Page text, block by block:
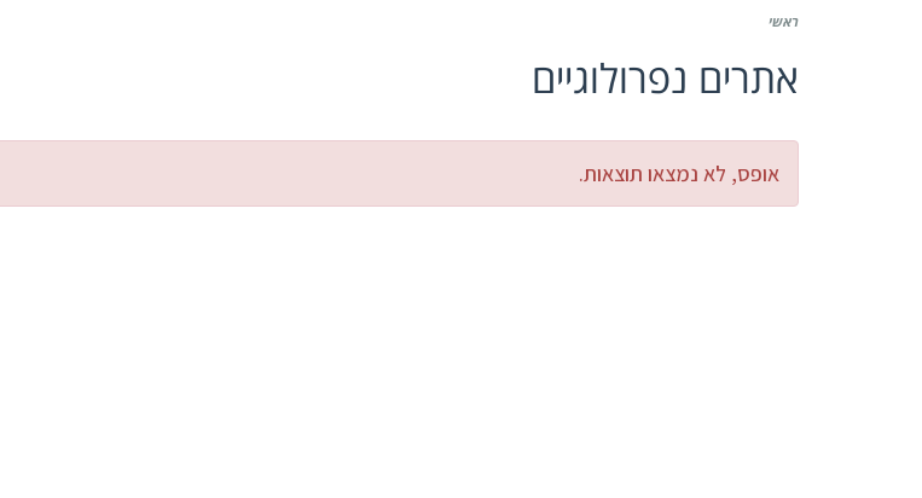
ראשי
אתרים נפרולוגיים
אופס, לא נמצאו תוצאות.